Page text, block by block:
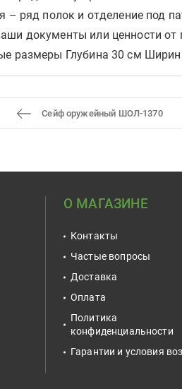
– ряд полок и отделение
документы или ценности от
размеры Глубина 30 см
Сейф оружейный ШОЛ-1370
О МАГАЗИНЕ
Контакты
Частые вопросы
Доставка
Оплата
Политика
конфиденциальности
Гарантии и условия